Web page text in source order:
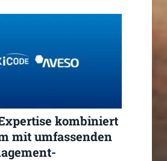
kombiniert
mit umfassenden